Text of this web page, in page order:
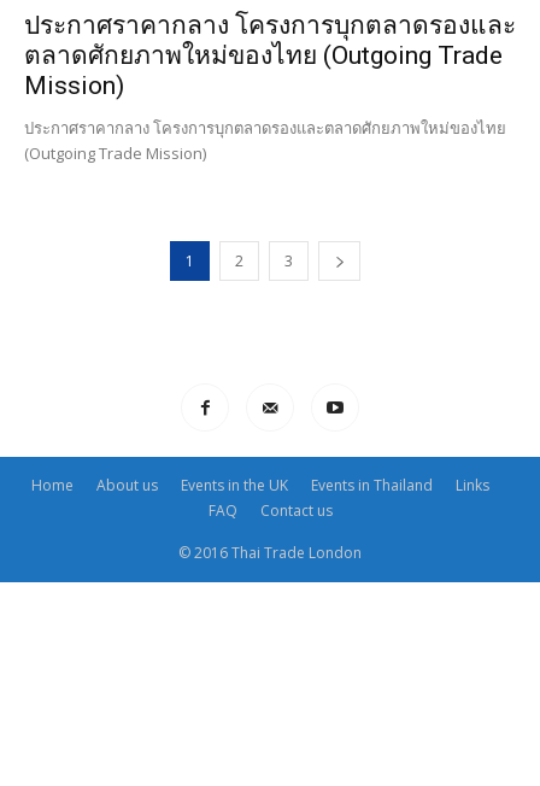
ประกาศราคากลาง โครงการบุกตลาดรองและ
ตลาดศักยภาพใหม่ของไทย (Outgoing Trade
Mission)
ประกาศราคากลาง โครงการบุกตลาดรองและตลาดศักยภาพใหม่ของไทย
(Outgoing Trade Mission)
1 2 3
Home About us Events in the UK Events in Thailand
Links
FAQ
Contact us
© 2016 Thai Trade London